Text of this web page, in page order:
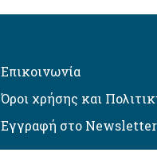
Επικοινωνία
Όροι χρήσης και
Εγγραφή στο